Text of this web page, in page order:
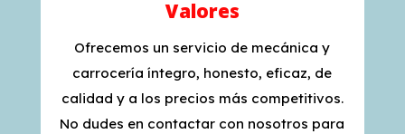
Valores
Ofrecemos un servicio de mecánica y
carrocería íntegro, honesto, eficaz, de
calidad y a los precios más competitivos.
No dudes en contactar con nosotros para